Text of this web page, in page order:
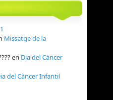
Missatge de la
en Dia del Càncer
del Càncer Infantil